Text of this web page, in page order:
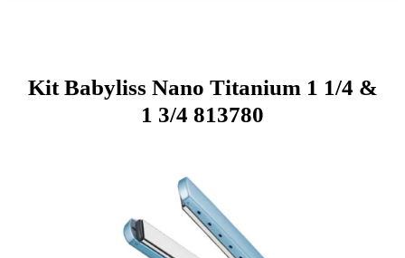
Electrodomesticos
Kit Babyliss Nano Titanium 1 1/4 &
1 3/4 813780